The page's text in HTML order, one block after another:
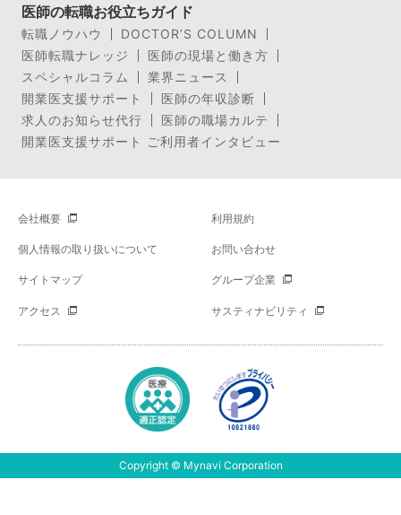
医師の転職お役立ちガイド
転職ノウハウ
DOCTOR’S COLUMN
医師転職ナレッジ
医師の現場と働き方
スペシャルコラム
業界ニュース
開業医支援サポート
医師の年収診断
求人のお知らせ代行
医師の職場カルテ
開業医支援サポート ご利用者インタビュー
会社概要 利用規約
個人情報の取り扱いについて お問い合わせ
サイトマップ グループ企業
アクセス サスティナビリティ
Copyright © Mynavi Corporation